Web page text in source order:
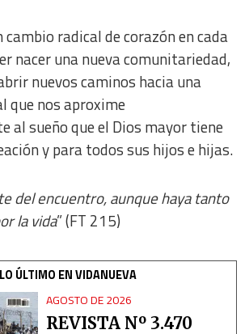
cambio radical de corazón en cada
nacer una nueva comunitariedad,
nuevos caminos hacia una
que nos aproxime
al sueño que el Dios mayor tiene
y para todos sus hijos e hijas.
del encuentro, aunque haya tanto
la vida” (FT 215)
LO ÚLTIMO EN VIDANUEVA
AGOSTO DE 2026
REVISTA Nº 3.470